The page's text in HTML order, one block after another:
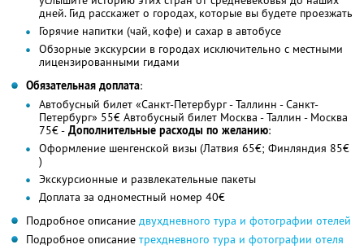
дней. Гид расскажет о городах, которые вы будете проезжать
Горячие напитки (чай, кофе) и сахар в автобусе
Обзорные экскурсии в городах исключительно с местными
лицензированными гидами
Обязательная доплата:
Автобусный билет «Санкт-Петербург - Таллинн - Санкт-
Петербург» 55€ Автобусный билет Москва - Таллин - Москва
75€ - Дополнительные расходы по желанию:
Оформление шенгенской визы (Латвия 65€; Финляндия 85€
)
Экскурсионные и развлекательные пакеты
Доплата за одноместный номер 40€
Подробное описание двухдневного тура и фотографии отелей
Подробное описание трехдневного тура и фотографии отеля